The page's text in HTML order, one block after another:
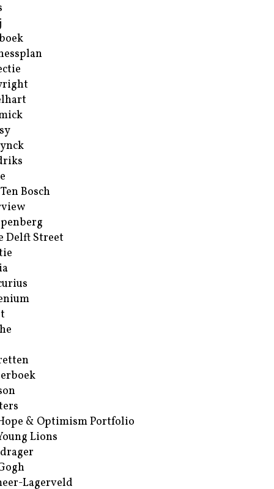
Bosch
Delft Street
& Optimism Portfolio
Lions
Lagerveld